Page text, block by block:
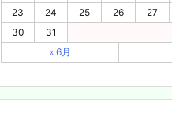
23
24 25 26 27
30
31
« 6月